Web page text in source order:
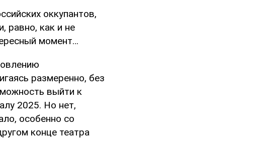
оккупантов,
равно, как и не
момент…
размеренно, без
выйти к
2025. Но нет,
особенно со
конце театра